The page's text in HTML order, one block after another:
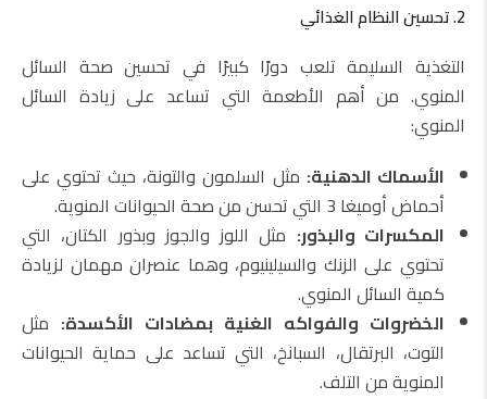
2. تحسين النظام الغذائي
التغذية السليمة تلعب دورًا كبيرًا في تحسين صحة السائل
المنوي. من أهم الأطعمة التي تساعد على زيادة السائل
المنوي:
الأسماك الدهنية: مثل السلمون والتونة، حيث تحتوي على
أحماض أوميغا 3 التي تحسن من صحة الحيوانات المنوية.
المكسرات والبذور: مثل اللوز والجوز وبذور الكتان، التي
تحتوي على الزنك والسيلينيوم، وهما عنصران مهمان لزيادة
كمية السائل المنوي.
الخضروات والفواكه الغنية بمضادات الأكسدة: مثل
التوت، البرتقال، السبانخ، التي تساعد على حماية الحيوانات
المنوية من التلف.